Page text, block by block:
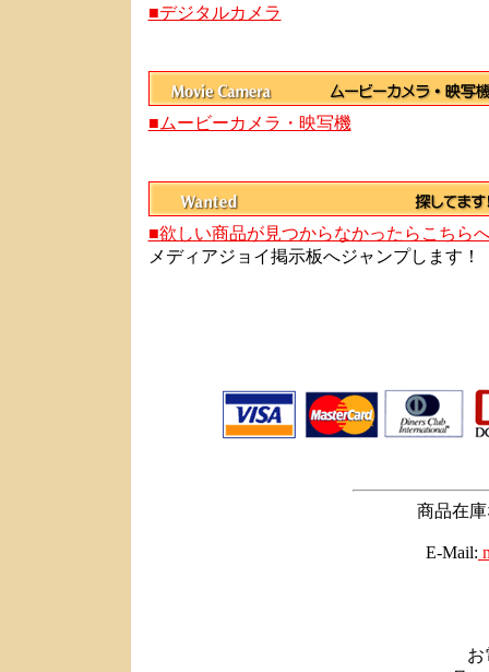
■デジタルカメラ
■ムービーカメラ・映写機
■欲しい商品が見つからなかったらこちら
メディアジョイ掲示板へジャンプします！
商品在
E-Mail:
お